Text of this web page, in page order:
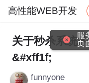
高性能WEB开发
社区 高性能WEB
关于秒杀系统
&#xff1f;
funnyone
服
页